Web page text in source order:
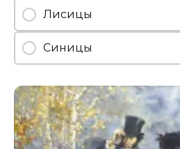
Лисицы
Синицы